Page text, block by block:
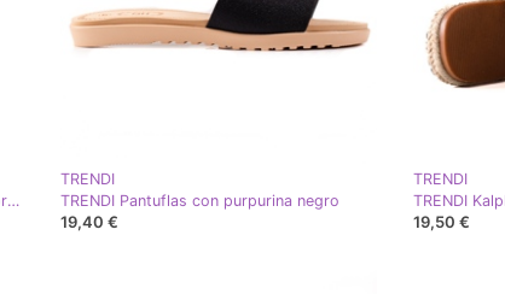
TRENDI Zapatillas de moda en la plataforma negro
TRENDI
TRENDI Pantuflas con purpurina negro
19,40 €
TRENDI
TRENDI
19,50 €